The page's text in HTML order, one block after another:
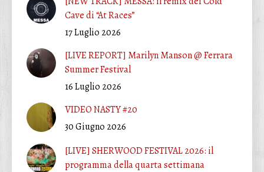
Cave di “At Races”
17 Luglio 2026
[LIVE REPORT] Marilyn Manson @ Ferrara
Summer Festival
16 Luglio 2026
VIDEO NASTY #20
30 Giugno 2026
[LIVE] SHERWOOD FESTIVAL 2026: il
programma della quarta settimana